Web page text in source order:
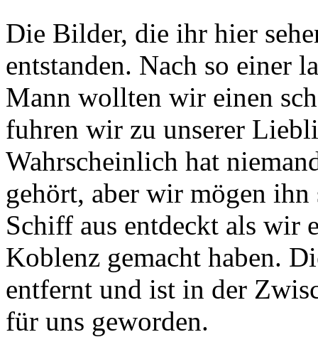
Die Bilder, die ihr hier
entstanden. Nach so einer
Mann wollten wir einen
fuhren wir zu unserer
Wahrscheinlich hat
gehört, aber wir mögen
Schiff aus entdeckt als wir
Koblenz gemacht haben.
entfernt und ist in der
für uns geworden.